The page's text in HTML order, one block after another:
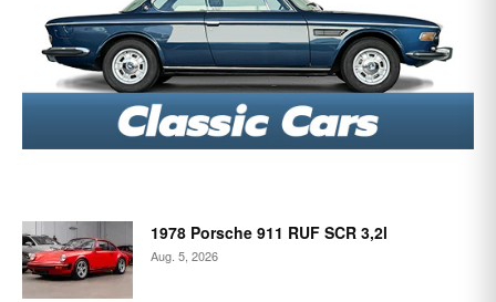
1978 Porsche 911 RUF SCR 3,2l
Aug. 5, 2026